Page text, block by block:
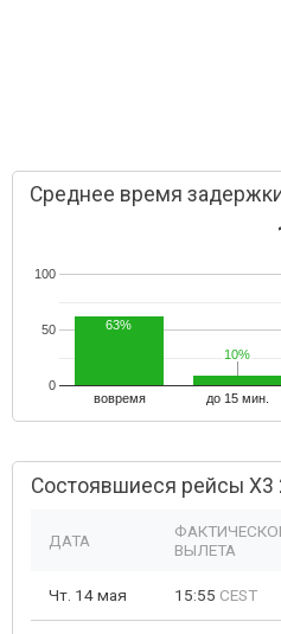
Среднее время
вовремя до 15 мин.
0
50
100
63%
10%
10%
Состоявшиеся рейсы X3
ДАТА
ВЫЛЕТА
Чт. 14 мая 15:55 CEST